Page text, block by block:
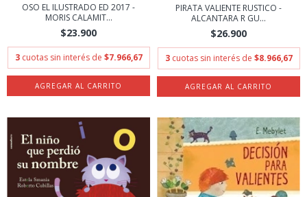
OSO EL ILUSTRADO ED 2017 -
MORIS CALAMIT...
$23.900
3 cuotas sin interés de $7.966,67
PIRATA VALIENTE RUSTICO -
ALCANTARA R GU...
$26.900
3 cuotas sin interés de $8.966,67